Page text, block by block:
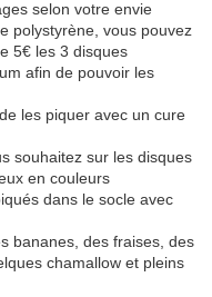
selon votre envie
polystyrène, vous pouvez
5€ les 3 disques
afin de pouvoir les
les piquer avec un cure
souhaitez sur les disques
en couleurs
dans le socle avec
bananes, des fraises, des
chamallow et pleins